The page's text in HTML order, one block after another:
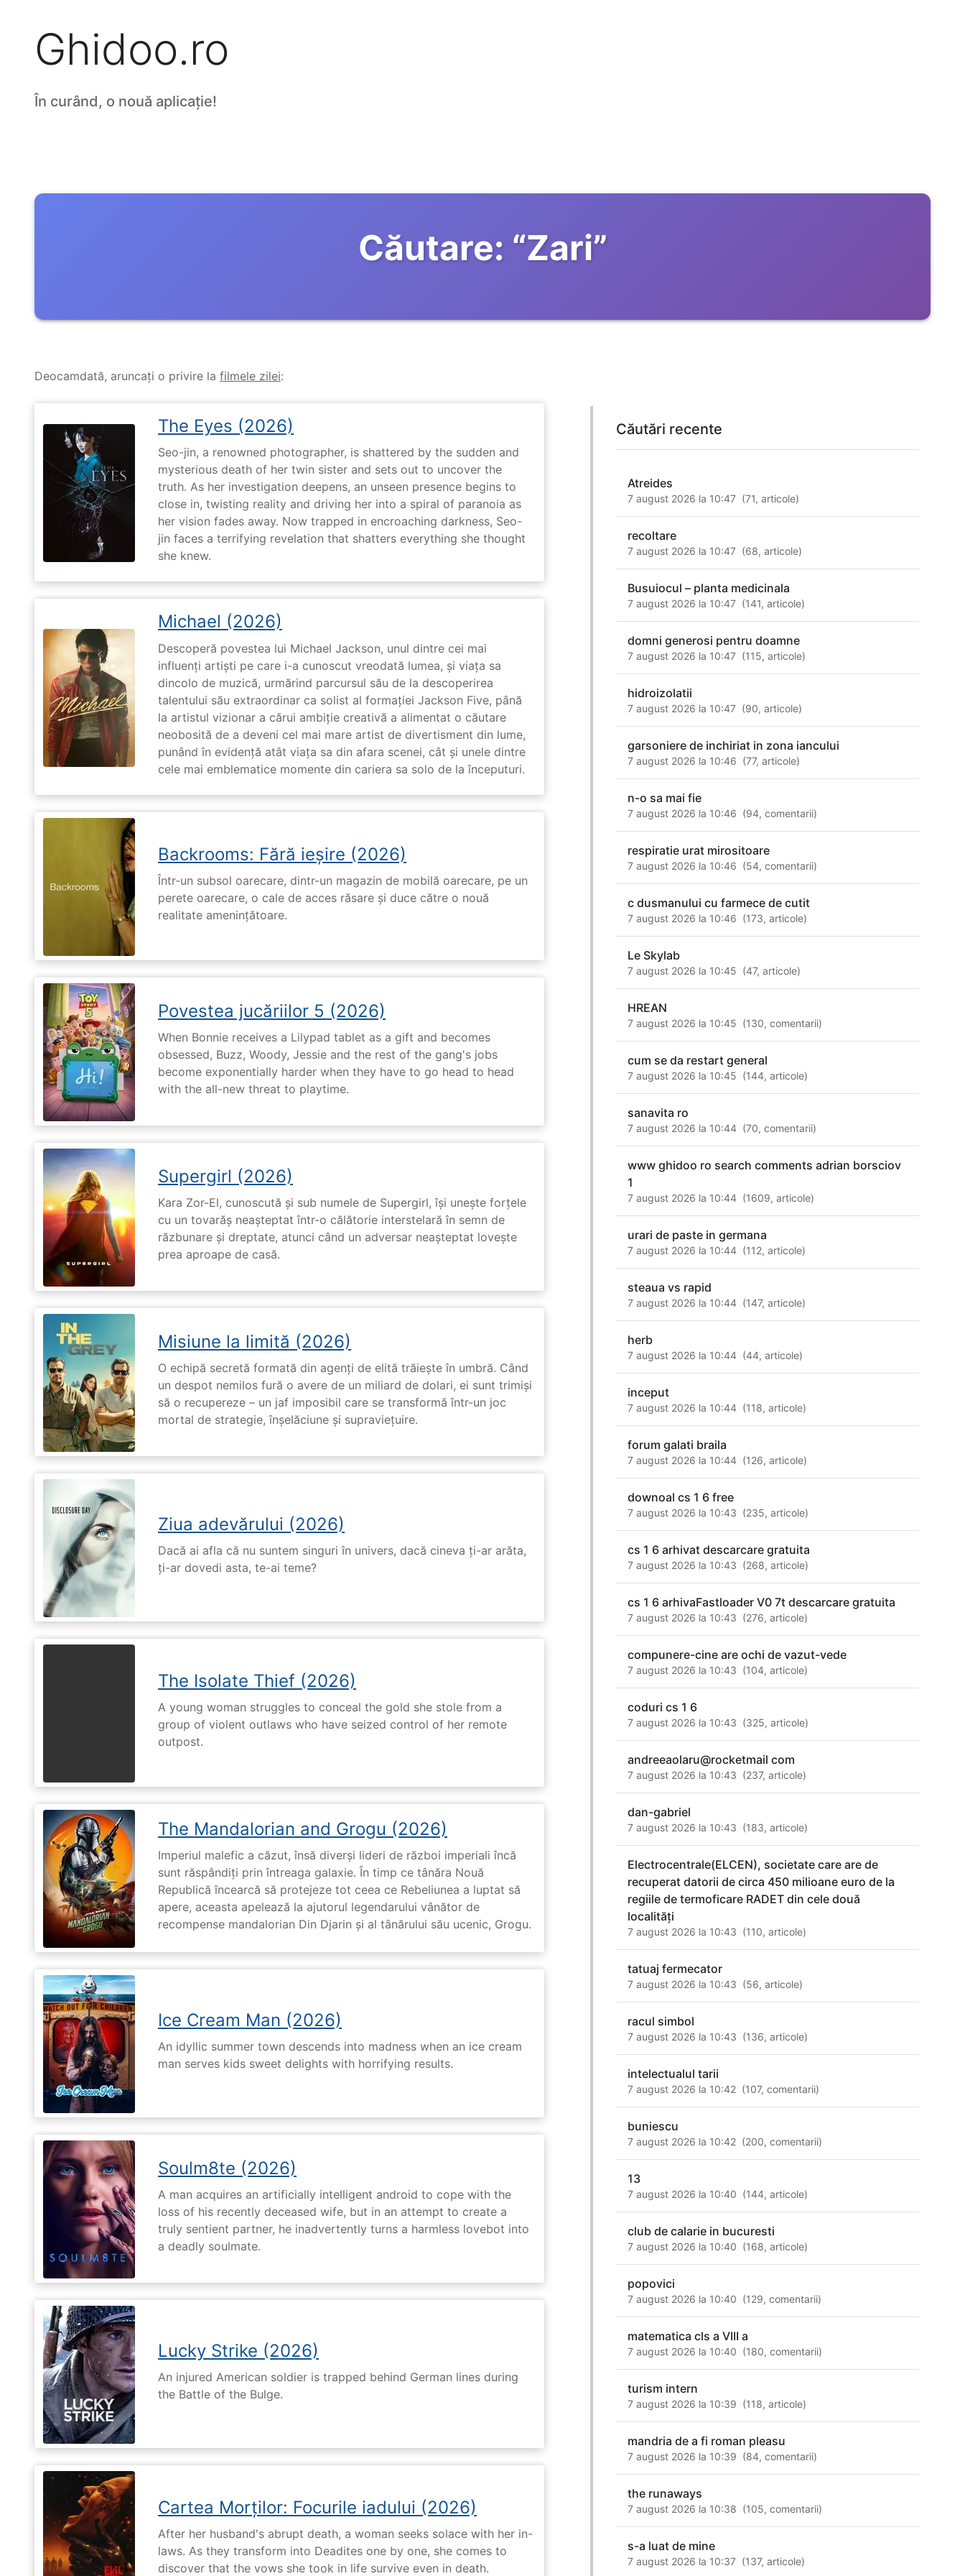
Ghidoo.ro
În curând, o nouă aplicație!
Căutare: “Zari”
Deocamdată, aruncați o privire la filmele zilei:
The Eyes (2026)
Seo-jin, a renowned photographer, is shattered by the sudden and
mysterious death of her twin sister and sets out to uncover the
truth. As her investigation deepens, an unseen presence begins to
close in, twisting reality and driving her into a spiral of paranoia as
her vision fades away. Now trapped in encroaching darkness, Seo-
jin faces a terrifying revelation that shatters everything she thought
she knew.
Michael (2026)
Descoperă povestea lui Michael Jackson, unul dintre cei mai
influenți artiști pe care i-a cunoscut vreodată lumea, și viața sa
dincolo de muzică, urmărind parcursul său de la descoperirea
talentului său extraordinar ca solist al formației Jackson Five, până
la artistul vizionar a cărui ambiție creativă a alimentat o căutare
neobosită de a deveni cel mai mare artist de divertisment din lume,
punând în evidență atât viața sa din afara scenei, cât și unele dintre
cele mai emblematice momente din cariera sa solo de la începuturi.
Backrooms: Fără ieșire (2026)
Într-un subsol oarecare, dintr-un magazin de mobilă oarecare, pe un
perete oarecare, o cale de acces răsare și duce către o nouă
realitate amenințătoare.
Povestea jucăriilor 5 (2026)
When Bonnie receives a Lilypad tablet as a gift and becomes
obsessed, Buzz, Woody, Jessie and the rest of the gang's jobs
become exponentially harder when they have to go head to head
with the all-new threat to playtime.
Supergirl (2026)
Kara Zor-El, cunoscută și sub numele de Supergirl, își unește forțele
cu un tovarăș neașteptat într-o călătorie interstelară în semn de
răzbunare și dreptate, atunci când un adversar neașteptat lovește
prea aproape de casă.
Misiune la limită (2026)
O echipă secretă formată din agenți de elită trăiește în umbră. Când
un despot nemilos fură o avere de un miliard de dolari, ei sunt trimiși
să o recupereze – un jaf imposibil care se transformă într-un joc
mortal de strategie, înșelăciune și supraviețuire.
Ziua adevărului (2026)
Dacă ai afla că nu suntem singuri în univers, dacă cineva ți-ar arăta,
ți-ar dovedi asta, te-ai teme?
The Isolate Thief (2026)
A young woman struggles to conceal the gold she stole from a
group of violent outlaws who have seized control of her remote
outpost.
The Mandalorian and Grogu (2026)
Imperiul malefic a căzut, însă diverși lideri de război imperiali încă
sunt răspândiți prin întreaga galaxie. În timp ce tânăra Nouă
Republică încearcă să protejeze tot ceea ce Rebeliunea a luptat să
apere, aceasta apelează la ajutorul legendarului vânător de
recompense mandalorian Din Djarin și al tânărului său ucenic, Grogu.
Ice Cream Man (2026)
An idyllic summer town descends into madness when an ice cream
man serves kids sweet delights with horrifying results.
Soulm8te (2026)
A man acquires an artificially intelligent android to cope with the
loss of his recently deceased wife, but in an attempt to create a
truly sentient partner, he inadvertently turns a harmless lovebot into
a deadly soulmate.
Lucky Strike (2026)
An injured American soldier is trapped behind German lines during
the Battle of the Bulge.
Cartea Morților: Focurile iadului (2026)
After her husband's abrupt death, a woman seeks solace with her in-
laws. As they transform into Deadites one by one, she comes to
discover that the vows she took in life survive even in death.
Căutări recente
Atreides
7 august 2026 la 10:47 (71,articole)
recoltare
7 august 2026 la 10:47 (68,articole)
Busuiocul – planta medicinala
7 august 2026 la 10:47 (141,articole)
domni generosi pentru doamne
7 august 2026 la 10:47 (115,articole)
hidroizolatii
7 august 2026 la 10:47 (90,articole)
garsoniere de inchiriat in zona iancului
7 august 2026 la 10:46 (77,articole)
n-o sa mai fie
7 august 2026 la 10:46 (94,comentarii)
respiratie urat mirositoare
7 august 2026 la 10:46 (54,comentarii)
c dusmanului cu farmece de cutit
7 august 2026 la 10:46 (173,articole)
Le Skylab
7 august 2026 la 10:45 (47,articole)
HREAN
7 august 2026 la 10:45 (130,comentarii)
cum se da restart general
7 august 2026 la 10:45 (144,articole)
sanavita ro
7 august 2026 la 10:44 (70,comentarii)
www ghidoo ro search comments adrian borsciov
1
7 august 2026 la 10:44 (1609,articole)
urari de paste in germana
7 august 2026 la 10:44 (112,articole)
steaua vs rapid
7 august 2026 la 10:44 (147,articole)
herb
7 august 2026 la 10:44 (44,articole)
inceput
7 august 2026 la 10:44 (118,articole)
forum galati braila
7 august 2026 la 10:44 (126,articole)
downoal cs 1 6 free
7 august 2026 la 10:43 (235,articole)
cs 1 6 arhivat descarcare gratuita
7 august 2026 la 10:43 (268,articole)
cs 1 6 arhivaFastloader V0 7t descarcare gratuita
7 august 2026 la 10:43 (276,articole)
compunere-cine are ochi de vazut-vede
7 august 2026 la 10:43 (104,articole)
coduri cs 1 6
7 august 2026 la 10:43 (325,articole)
andreeaolaru@rocketmail com
7 august 2026 la 10:43 (237,articole)
dan-gabriel
7 august 2026 la 10:43 (183,articole)
Electrocentrale(ELCEN), societate care are de
recuperat datorii de circa 450 milioane euro de la
regiile de termoficare RADET din cele două
localităţi
7 august 2026 la 10:43 (110,articole)
tatuaj fermecator
7 august 2026 la 10:43 (56,articole)
racul simbol
7 august 2026 la 10:43 (136,articole)
intelectualul tarii
7 august 2026 la 10:42 (107,comentarii)
buniescu
7 august 2026 la 10:42 (200,comentarii)
13
7 august 2026 la 10:40 (144,articole)
club de calarie in bucuresti
7 august 2026 la 10:40 (168,articole)
popovici
7 august 2026 la 10:40 (129,comentarii)
matematica cls a VIII a
7 august 2026 la 10:40 (180,comentarii)
turism intern
7 august 2026 la 10:39 (118,articole)
mandria de a fi roman pleasu
7 august 2026 la 10:39 (84,comentarii)
the runaways
7 august 2026 la 10:38 (105,comentarii)
s-a luat de mine
7 august 2026 la 10:37 (137,articole)